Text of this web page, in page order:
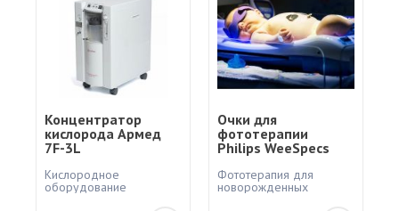
Концентратор
кислорода Армед
7F-3L
Кислородное
оборудование
Очки для
фототерапии
Philips WeeSpecs
Фототерапия для
новорожденных